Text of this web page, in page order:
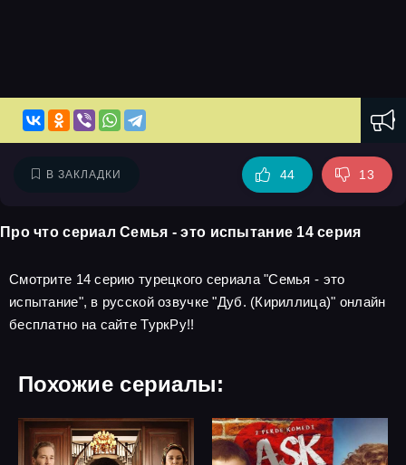
В ЗАКЛАДКИ 44 13
Про что сериал Семья - это испытание 14 серия
Смотрите 14 серию турецкого сериала "Семья - это
испытание", в русской озвучке "Дуб. (Кириллица)" онлайн
бесплатно на сайте ТуркРу!!
Похожие сериалы: